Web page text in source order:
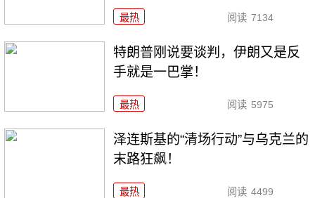
最热 阅读 7134
特朗普刚说要谈判，伊朗又是反
手就是一巴掌！
最热 阅读 5975
泽连斯基的“清场行动”与乌克兰的
末路狂飙！
最热 阅读 4499